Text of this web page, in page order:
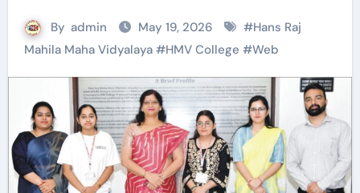
By admin May 19, 2026 #Hans Raj
Mahila Maha Vidyalaya#HMV College #Web